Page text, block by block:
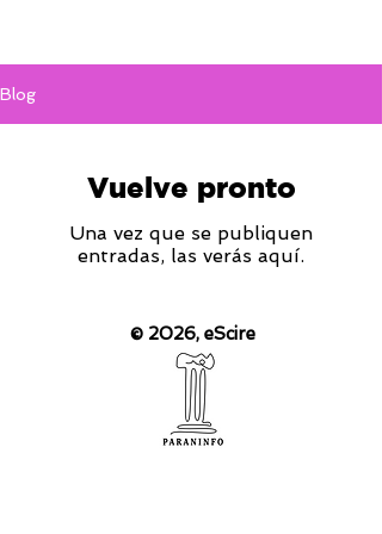
Blog
Vuelve pronto
Una vez que se publiquen
entradas, las verás aquí.
© 2026,eScire